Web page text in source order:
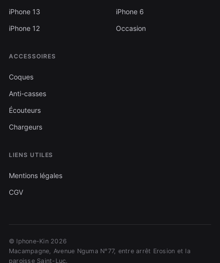
iPhone 13
iPhone 12
iPhone 6
Occasion
ACCESSOIRES
Coques
Anti-casses
Écouteurs
Chargeurs
LIENS UTILES
Mentions légales
CGV
© Iphone-Kin 2026
Macampagne, Avenue Nguma N°77, entre arrêt Erosion et la
paroisse Saint-Luc.